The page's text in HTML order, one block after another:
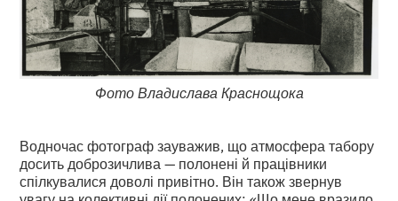
Фото Владислава Краснощока
Водночас фотограф зауважив, що атмосфера табору
досить доброзичлива — полонені й працівники
спілкувалися доволі привітно. Він також звернув